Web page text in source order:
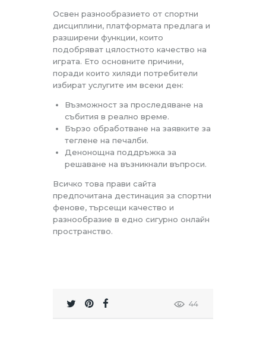
Освен разнообразието от спортни
дисциплини, платформата предлага и
разширени функции, които
подобряват цялостното качество на
играта. Ето основните причини,
поради които хиляди потребители
избират услугите им всеки ден:
Възможност за проследяване на
събития в реално време.
Бързо обработване на заявките за
теглене на печалби.
Денонощна поддръжка за
решаване на възникнали въпроси.
Всичко това прави сайта
предпочитана дестинация за спортни
фенове, търсещи качество и
разнообразие в едно сигурно онлайн
пространство.
44